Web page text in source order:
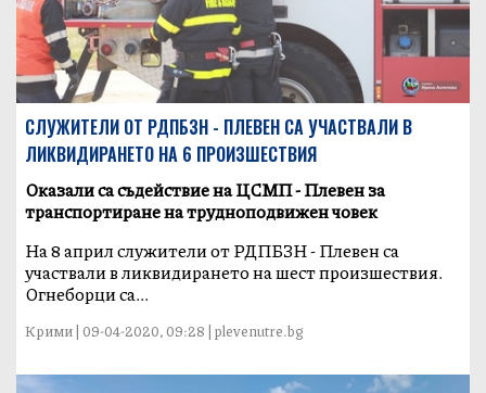
СЛУЖИТЕЛИ ОТ РДПБЗН - ПЛЕВЕН СА УЧАСТВАЛИ В
ЛИКВИДИРАНЕТО НА 6 ПРОИЗШЕСТВИЯ
Оказали са съдействие на ЦСМП - Плевен за
транспортиране на трудноподвижен човек
На 8 април служители от РДПБЗН - Плевен са
участвали в ликвидирането на шест произшествия.
Огнеборци са...
Крими | 09-04-2020, 09:28 | plevenutre.bg